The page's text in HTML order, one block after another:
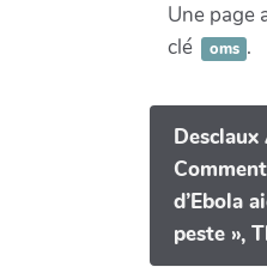
Une page
clé
oms .
Desclaux
d’Ebola
peste »,